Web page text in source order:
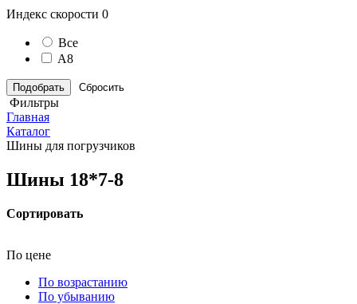
Индекс скорости 0
Все
А8
Сбросить
Фильтры
Главная
Каталог
Шины для погрузчиков
Шины 18*7-8
Сортировать
По цене
По возрастанию
По убыванию